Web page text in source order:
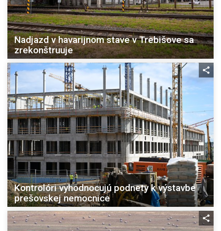
Nadjazd v havarijnom stave v Trebišove sa
zrekonštruuje
Kontrolóri vyhodnocujú podnety k výstavbe
prešovskej nemocnice